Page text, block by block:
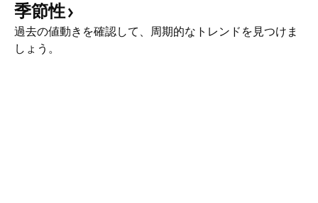
季節性
過去の値動きを確認して、周期的なトレンドを見つけま
しょう。